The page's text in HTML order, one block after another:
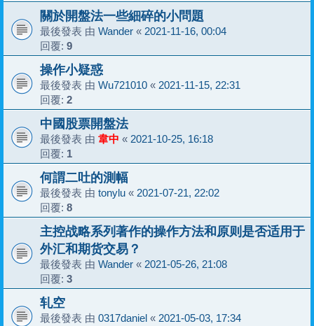
關於開盤法一些細碎的小問題
最後發表 由 Wander « 2021-11-16, 00:04
回覆: 9
操作小疑惑
最後發表 由 Wu721010 « 2021-11-15, 22:31
回覆: 2
中國股票開盤法
最後發表 由 韋中 « 2021-10-25, 16:18
回覆: 1
何謂二吐的測幅
最後發表 由 tonylu « 2021-07-21, 22:02
回覆: 8
主控战略系列著作的操作方法和原则是否适用于
外汇和期货交易？
最後發表 由 Wander « 2021-05-26, 21:08
回覆: 3
轧空
最後發表 由 0317daniel « 2021-05-03, 17:34